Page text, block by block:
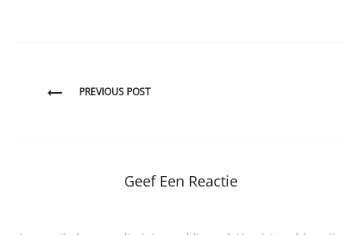
BerichtPREVIOUS POST
Geef Een Reactie